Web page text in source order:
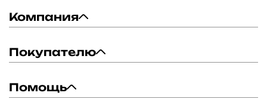
Компания
Покупателю
Помощь